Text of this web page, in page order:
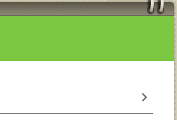
chevron_right